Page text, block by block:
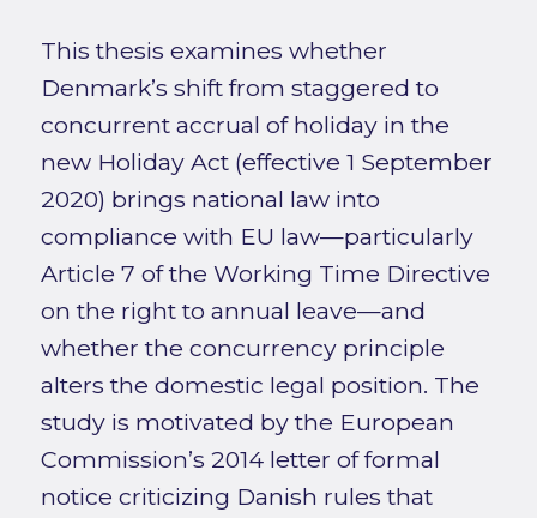
This thesis examines whether
Denmark’s shift from staggered to
concurrent accrual of holiday in the
new Holiday Act (effective 1 September
2020) brings national law into
compliance with EU law—particularly
Article 7 of the Working Time Directive
on the right to annual leave—and
whether the concurrency principle
alters the domestic legal position. The
study is motivated by the European
Commission’s 2014 letter of formal
notice criticizing Danish rules that